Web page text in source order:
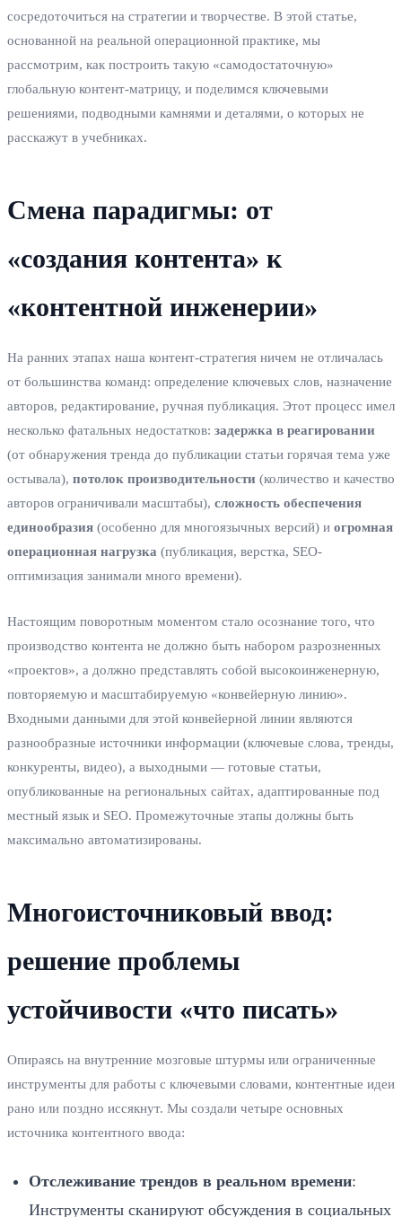
сосредоточиться на стратегии и творчестве. В этой статье,
основанной на реальной операционной практике, мы
рассмотрим, как построить такую «самодостаточную»
глобальную контент-матрицу, и поделимся ключевыми
решениями, подводными камнями и деталями, о которых не
расскажут в учебниках.
Смена парадигмы: от
«создания контента» к
«контентной инженерии»
На ранних этапах наша контент-стратегия ничем не отличалась
от большинства команд: определение ключевых слов, назначение
авторов, редактирование, ручная публикация. Этот процесс имел
несколько фатальных недостатков: задержка в реагировании
(от обнаружения тренда до публикации статьи горячая тема уже
остывала), потолок производительности (количество и качество
авторов ограничивали масштабы), сложность обеспечения
единообразия (особенно для многоязычных версий) и огромная
операционная нагрузка (публикация, верстка, SEO-
оптимизация занимали много времени).
Настоящим поворотным моментом стало осознание того, что
производство контента не должно быть набором разрозненных
«проектов», а должно представлять собой высокоинженерную,
повторяемую и масштабируемую «конвейерную линию».
Входными данными для этой конвейерной линии являются
разнообразные источники информации (ключевые слова, тренды,
конкуренты, видео), а выходными — готовые статьи,
опубликованные на региональных сайтах, адаптированные под
местный язык и SEO. Промежуточные этапы должны быть
максимально автоматизированы.
Многоисточниковый ввод:
решение проблемы
устойчивости «что писать»
Опираясь на внутренние мозговые штурмы или ограниченные
инструменты для работы с ключевыми словами, контентные идеи
рано или поздно иссякнут. Мы создали четыре основных
источника контентного ввода:
Отслеживание трендов в реальном времени:
Инструменты сканируют обсуждения в социальных